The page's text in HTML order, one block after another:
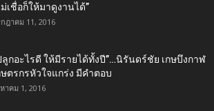
ม่เชื่อก็ให้มาดูงานได้”‬
ฎาคม 11, 2016
ลูกอะไรดี ให้มีรายได้ทั้งปี”…นิรันดร์ชัย เกษบึงกาฬ
ษตรกรหัวใจแกร่ง มีคำตอบ
าคม 1, 2016